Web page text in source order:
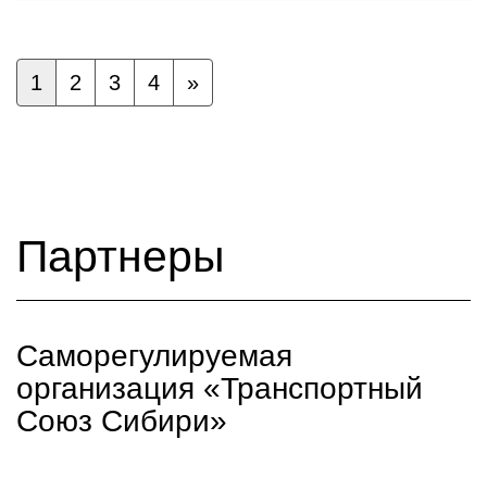
1 2 3 4 »
Партнеры
Саморегулируемая
организация «Транспортный
Союз Сибири»